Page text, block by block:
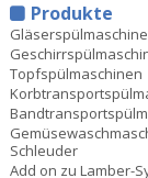
Produkte
Topfspülmaschinen
Schleuder
Add on zu Lamber-